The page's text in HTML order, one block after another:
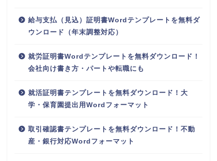
給与支払（見込）証明書Wordテンプレートを無料ダ
ウンロード（年末調整対応）
就労証明書Wordテンプレートを無料ダウンロード！
会社向け書き方・パートや転職にも
就活証明書テンプレートを無料ダウンロード！大
学・保育園提出用Wordフォーマット
取引確認書テンプレートを無料ダウンロード！不動
産・銀行対応Wordフォーマット